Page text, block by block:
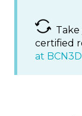
certified
at